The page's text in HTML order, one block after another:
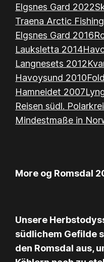
Elgsnes Gard 2022
Traena Arctic
Elgsnes Gard 2016
Lauksletta 2014
Langnesets 2012
Havoysund 2010
Hamneidet 2007
Reisen südl.
Mindestmaße in
More og Romsdal
Unsere
südlichem Gefilde
den Romsdal aus,